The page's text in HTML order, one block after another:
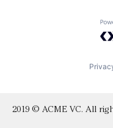
2019 © ACME VC. All